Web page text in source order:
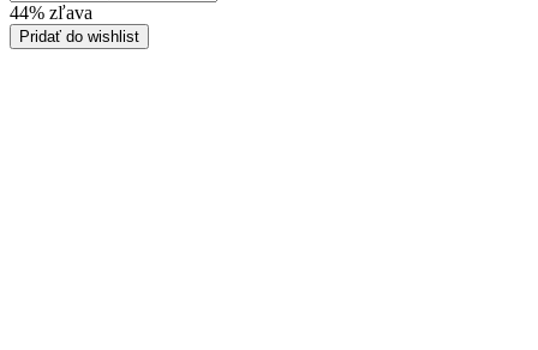
44% zľava
Pridať do wishlist